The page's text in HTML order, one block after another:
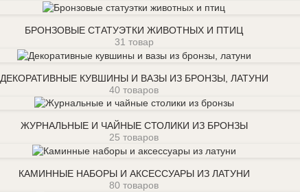
БРОНЗОВЫЕ СТАТУЭТКИ ЖИВОТНЫХ И ПТИЦ
31 товар
Бронзовые статуэтки животных и птиц
ДЕКОРАТИВНЫЕ КУВШИНЫ И ВАЗЫ ИЗ БРОНЗЫ, ЛАТУНИ
40 товаров
Декоративные кувшины и вазы из бронзы, латуни
ЖУРНАЛЬНЫЕ И ЧАЙНЫЕ СТОЛИКИ ИЗ БРОНЗЫ
25 товаров
Журнальные и чайные столики из бронзы
КАМИННЫЕ НАБОРЫ И АКСЕССУАРЫ ИЗ ЛАТУНИ
80 товаров
Каминные наборы и аксессуары из латуни